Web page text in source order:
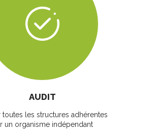
AUDIT
toutes les structures adhérentes
un organisme indépendant